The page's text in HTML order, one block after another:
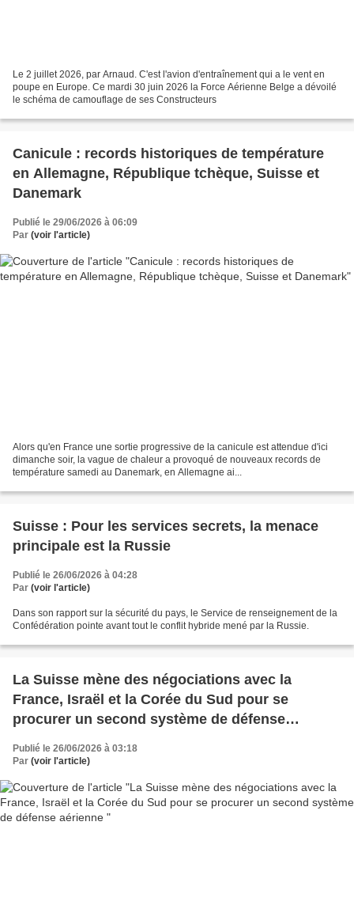
Le 2 juillet 2026, par Arnaud. C'est l'avion d'entraînement qui a le vent en
poupe en Europe. Ce mardi 30 juin 2026 la Force Aérienne Belge a dévoilé
le schéma de camouflage de ses Constructeurs
Canicule : records historiques de température
en Allemagne, République tchèque, Suisse et
Danemark
Publié le 29/06/2026 à 06:09
Par (voir l'article)
Alors qu'en France une sortie progressive ⁠de la canicule est attendue d'ici
dimanche soir, la vague de chaleur a provoqué de nouveaux records de
température samedi au Danemark, en Allemagne ai...
Suisse : Pour les services secrets, la menace
principale est la Russie
Publié le 26/06/2026 à 04:28
Par (voir l'article)
Dans son rapport sur la sécurité du pays, le Service de renseignement de la
Confédération pointe avant tout le conflit hybride mené par la Russie.
La Suisse mène des négociations avec la
France, Israël et la Corée du Sud pour se
procurer un second système de défense
Publié le 26/06/2026 à 03:18
Par (voir l'article)